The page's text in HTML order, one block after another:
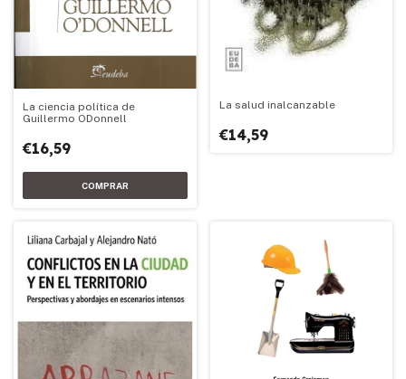
La ciencia política de
Guillermo ODonnell
€16,59
La salud inalcanzable
€14,59